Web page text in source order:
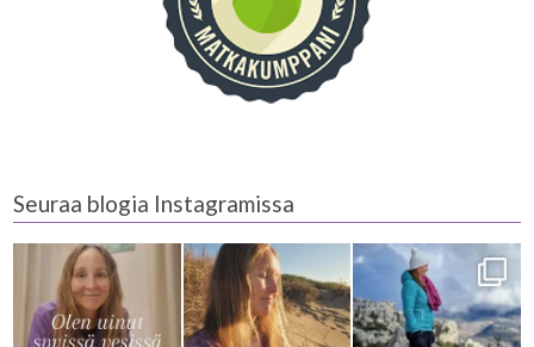
Seuraa blogia Instagramissa